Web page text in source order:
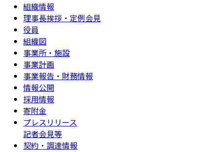
組織情報
理事長挨拶・定例会見
役員
組織図
事業所・施設
事業計画
事業報告・財務情報
情報公開
採用情報
寄附金
プレスリリース
記者会見等
契約・調達情報